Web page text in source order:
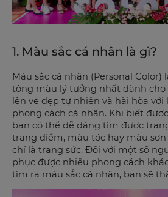
1. Màu sắc cá nhân là gì?
Màu sắc cá nhân (Personal
tông màu lý tưởng nhất dành
lên vẻ đẹp tự nhiên và hài hòa với
phong cách cá nhân. Khi biết
bạn có thể dễ dàng tìm được
trang điểm, màu tóc hay màu
chí là trang sức. Đối với một số
phục được nhiều phong cách
tìm ra màu sắc cá nhân, bạn sẽ